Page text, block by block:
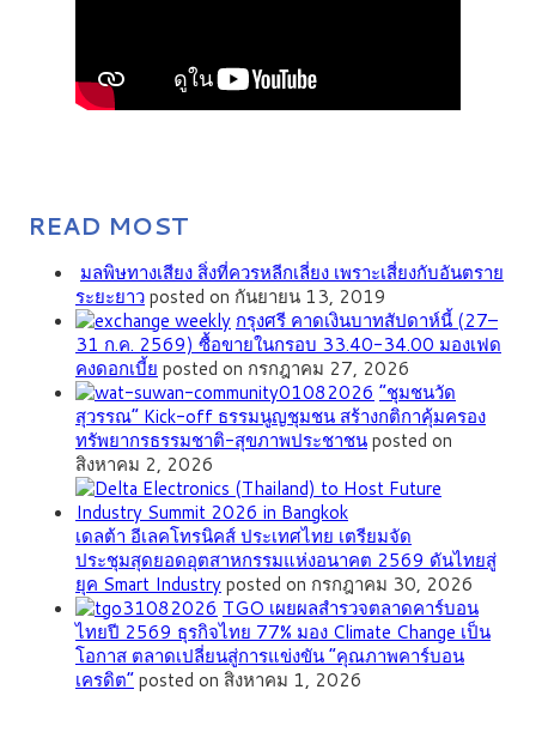
READ MOST
มลพิษทางเสียง สิ่งที่ควรหลีกเลี่ยง เพราะเสี่ยงกับอันตราย
ระยะยาวposted on กันยายน 13, 2019
กรุงศรี คาดเงินบาทสัปดาห์นี้ (27–
31 ก.ค. 2569) ซื้อขายในกรอบ 33.40-34.00 มองเฟด
คงดอกเบี้ย posted on กรกฎาคม 27, 2026
”ชุมชนวัด
สุวรรณ” Kick-off ธรรมนูญชุมชน สร้างกติกาคุ้มครอง
ทรัพยากรธรรมชาติ-สุขภาพประชาชนposted on
สิงหาคม 2, 2026
เดลต้า อีเลคโทรนิคส์ ประเทศไทย เตรียมจัด
ประชุมสุดยอดอุตสาหกรรมแห่งอนาคต 2569 ดันไทยสู่
ยุค Smart Industryposted on กรกฎาคม 30, 2026
TGO เผยผลสำรวจตลาดคาร์บอน
ไทยปี 2569 ธุรกิจไทย 77% มอง Climate Change เป็น
โอกาส ตลาดเปลี่ยนสู่การแข่งขัน “คุณภาพคาร์บอน
เครดิต”posted on สิงหาคม 1, 2026